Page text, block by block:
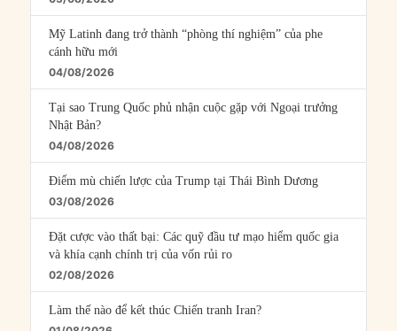
Mỹ Latinh đang trở thành “phòng thí nghiệm” của phe
cánh hữu mới
04/08/2026
Tại sao Trung Quốc phủ nhận cuộc gặp với Ngoại trưởng
Nhật Bản?
04/08/2026
Điểm mù chiến lược của Trump tại Thái Bình Dương
03/08/2026
Đặt cược vào thất bại: Các quỹ đầu tư mạo hiểm quốc gia
và khía cạnh chính trị của vốn rủi ro
02/08/2026
Làm thế nào để kết thúc Chiến tranh Iran?